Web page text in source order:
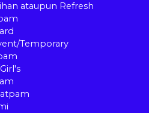
ataupun Refresh
Temporary